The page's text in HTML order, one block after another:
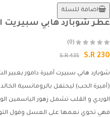
اضافة للسلة
عطر شوبارد هابي سبيريت
(0)
S.R 230
S.R 435
شوبارد هابي سبيرت أميرة دامور بعبير
(أميرة الحب) ليحتفل بالرومانسية
الوردي و القلب تشمل زهور الياسمين
فهي تحوي نعمها على العسل وفول